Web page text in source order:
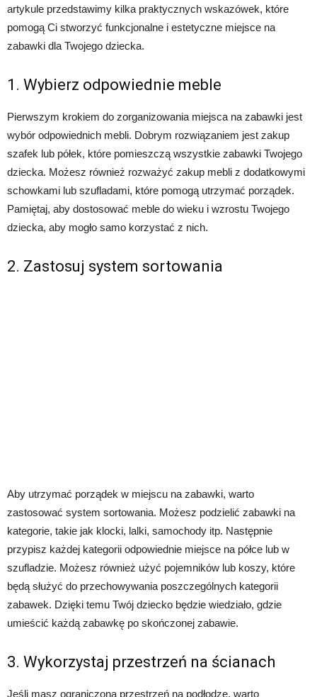
artykule przedstawimy kilka praktycznych wskazówek, które
pomogą Ci stworzyć funkcjonalne i estetyczne miejsce na
zabawki dla Twojego dziecka.
1. Wybierz odpowiednie meble
Pierwszym krokiem do zorganizowania miejsca na zabawki jest
wybór odpowiednich mebli. Dobrym rozwiązaniem jest zakup
szafek lub półek, które pomieszczą wszystkie zabawki Twojego
dziecka. Możesz również rozważyć zakup mebli z dodatkowymi
schowkami lub szufladami, które pomogą utrzymać porządek.
Pamiętaj, aby dostosować meble do wieku i wzrostu Twojego
dziecka, aby mogło samo korzystać z nich.
2. Zastosuj system sortowania
Aby utrzymać porządek w miejscu na zabawki, warto
zastosować system sortowania. Możesz podzielić zabawki na
kategorie, takie jak klocki, lalki, samochody itp. Następnie
przypisz każdej kategorii odpowiednie miejsce na półce lub w
szufladzie. Możesz również użyć pojemników lub koszy, które
będą służyć do przechowywania poszczególnych kategorii
zabawek. Dzięki temu Twój dziecko będzie wiedziało, gdzie
umieścić każdą zabawkę po skończonej zabawie.
3. Wykorzystaj przestrzeń na ścianach
Jeśli masz ograniczoną przestrzeń na podłodze, warto